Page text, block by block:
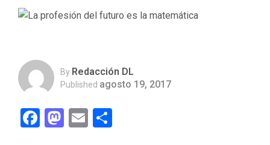
By Redacción DL
Published agosto 19, 2017
Facebook
Mastodon
Email